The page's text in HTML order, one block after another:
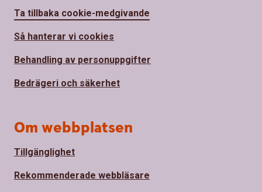
Ta tillbaka cookie-medgivande
Så hanterar vi cookies
Behandling av personuppgifter
Bedrägeri och säkerhet
Om webbplatsen
Tillgänglighet
Rekommenderade webbläsare